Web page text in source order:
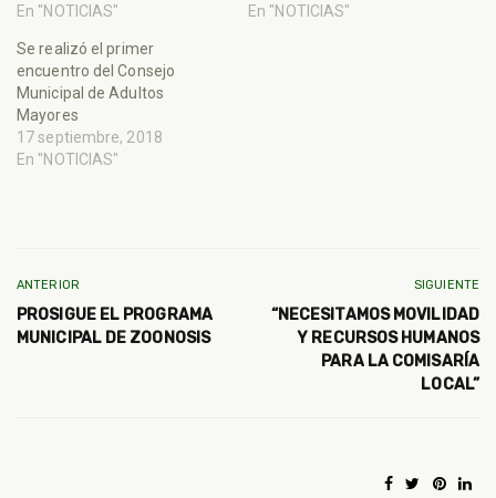
En "NOTICIAS"
En "NOTICIAS"
Se realizó el primer
encuentro del Consejo
Municipal de Adultos
Mayores
17 septiembre, 2018
En "NOTICIAS"
ANTERIOR
PROSIGUE EL PROGRAMA
MUNICIPAL DE ZOONOSIS
SIGUIENTE
“NECESITAMOS MOVILIDAD
Y RECURSOS HUMANOS
PARA LA COMISARÍA
LOCAL”